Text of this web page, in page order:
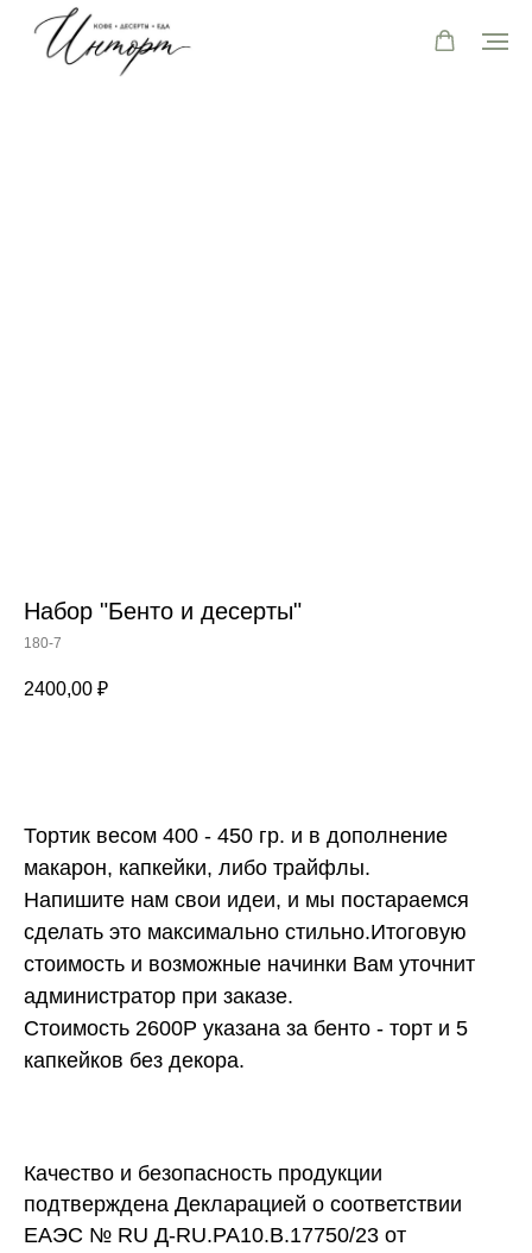
Набор "Бенто и десерты"
180-7
2400,00 ₽
Тортик весом 400 - 450 гр. и в дополнение
макарон, капкейки, либо трайфлы.
Напишите нам свои идеи, и мы постараемся
сделать это максимально стильно.Итоговую
стоимость и возможные начинки Вам уточнит
администратор при заказе.
Стоимость 2600Р указана за бенто - торт и 5
капкейков без декора.
Качество и безопасность продукции
подтверждена Декларацией о соответствии
ЕАЭС № RU Д-RU.PA10.B.17750/23 от